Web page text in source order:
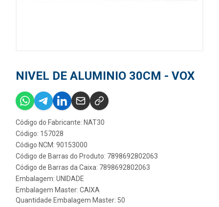
NIVEL DE ALUMINIO 30CM - VOX
Código do Fabricante: NAT30
Código: 157028
Código NCM: 90153000
Código de Barras do Produto: 7898692802063
Código de Barras da Caixa: 7898692802063
Embalagem: UNIDADE
Embalagem Master: CAIXA
Quantidade Embalagem Master: 50